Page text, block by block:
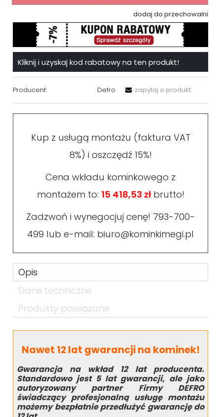
dodaj do przechowalni
Kliknij i uzyskaj kod rabatowy na ten produkt!
Producent: Defro zapytaj o produkt
Kup z usługą montażu (faktura VAT
8%) i oszczędź 15%!
Cena wkładu kominkowego z
montażem to: 15 418,53 złbrutto!
Zadzwoń i wynegocjuj cenę! 793-700-
499 lub e-mail: biuro@kominkimegi.pl
Opis
Dane techniczne
Produkty powiązane
Nawet 12 lat gwarancji na kominek!
Gwarancja na wkład 12 lat producenta.
Standardowo jest 5 lat gwarancji, ale jako
autoryzowany partner Firmy DEFRO
świadczący profesjonalną usługę montażu
możemy bezpłatnie przedłużyć gwarancję do